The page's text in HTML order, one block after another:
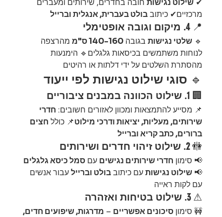
✔ שילוט נגישות חובה בחדרים, שירותים ומעברים
מרכזיים✔ כיתוב בולט בעברית, אנגלית וברייל
📍 4. מיקום וגובה אופטימלי
🔹 שלטי נגישות בגובה 140-160 ס"מ
מהרצפה
לנוחות משתמשים בכיסאות גלגלים🔹 הימנעות
מהסתרת השלטים על ידי דלתות או רהיטים
🔹 סוגי שילוט נגישות לפי ייעוד
🏢 1. שילוט הכוונה במבנים ציבוריים
📌 מסייע להתמצאות ומכוון לאזורים חשובים: חדרי
שירותים, מעליות, יציאות ודרכי מילוט📌 כולל חצים
ברורים, כתב קריא וברייל
🚻 2. שילוט זיהוי חדרים ושירותים
📢 סימון חדרי שירותים נגישים עם סמל כיסא גלגלים
📢 שילוט נגישות עם כיתוב בולט וברייל עבור אנשים
עם לקות ראייה
⚠ 3. שילוט בטיחות ואזהרה
🚧 סימון סיכונים אפשריים – מדרגות, שיפועים חדים,